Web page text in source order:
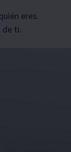
eres.
de ti.